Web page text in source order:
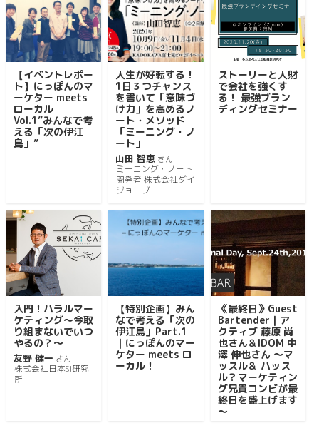
【イベントレポー
ト】にっぽんのマ
ーケター meets
ローカル
Vol.1”みんなで考
える「次の伊江
島」”
人生が好転する！
1日３つチャンス
を書いて「意味づ
け力」を高めるノ
ート・メソッド
「ミーニング・ノ
ート」
山田 智恵 さん
ミーニング・ノート
開発者 株式会社ダイ
ジョーブ
ストーリーと人財
で会社を強くす
る！ 最強ブラン
ディングセミナー
入門！ハラルマー
ケティング～今取
り組まないでいつ
やるの？～
友野 健一 さん
株式会社日本SI研究
所
【特別企画】みん
なで考える「次の
伊江島」Part.1
｜にっぽんのマー
ケター meets ロ
ーカル！
《最終日》Guest
Bartender｜ア
クティブ 藤原 尚
也さん＆IDOM 中
澤 伸也さん ～マ
ッスル＆ ハッス
ル？マーケティン
グ兄貴コンビが最
終日を盛上げます
～